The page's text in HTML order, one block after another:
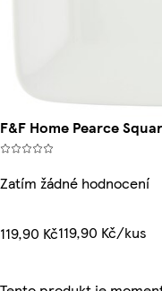
F&F Home Pearce
Zatím žádné hodnocení
119,90 Kč119,90 Kč/kus